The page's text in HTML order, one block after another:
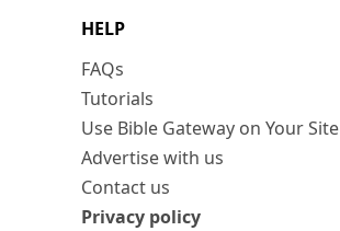
HELP
FAQs
Tutorials
Use Bible Gateway on Your Site
Advertise with us
Contact us
Privacy policy